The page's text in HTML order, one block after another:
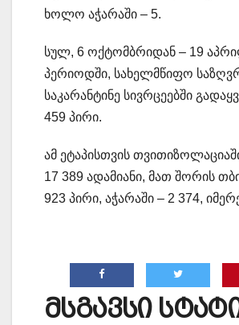
ხოლო აჭარაში – 5.
სულ, 6 ოქტომბრიდან – 19
პერიოდში, სახელმწიფო
საკარანტინე სივრცეებში
459 პირი.
ამ ეტაპისთვის
17 389 ადამიანი, მათ შორის
923 პირი, აჭარაში – 2 374,
მსგავსი